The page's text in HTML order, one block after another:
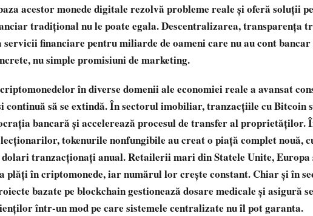
acestor monede digitale rezolvă probleme reale și oferă soluții
tradițional nu le poate egala. Descentralizarea, transparența
servicii financiare pentru miliarde de oameni care nu au cont bancar
nu simple promisiuni de marketing.
în diverse domenii ale economiei reale a avansat
continuă să se extindă. În sectorul imobiliar, tranzacțiile cu Bitcoin
bancară și accelerează procesul de transfer al proprietăților.
tokenurile nonfungibile au creat o piață complet nouă,
tranzacționați anual. Retailerii mari din Statele Unite, Europa
plăți în criptomonede, iar numărul lor crește constant. Chiar și în
bazate pe blockchain gestionează dosare medicale și asigură
într-un mod pe care sistemele centralizate nu îl pot garanta.